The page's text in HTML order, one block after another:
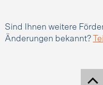
Sind Ihnen weitere
Änderungen bekannt?